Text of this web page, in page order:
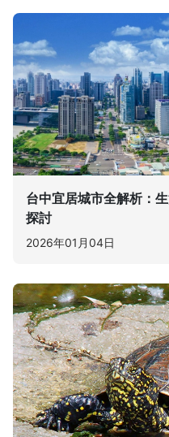
台中宜居城市全解析：
探討
2026年01月04日